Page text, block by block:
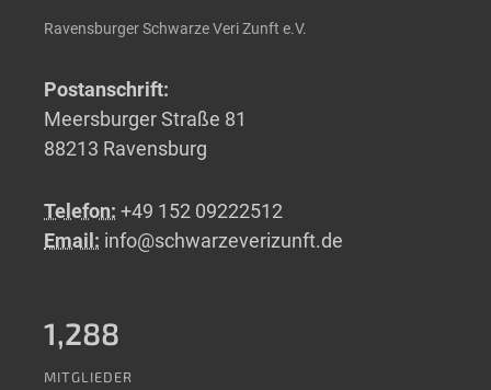
Ravensburger Schwarze Veri Zunft e.V.
Postanschrift:
Meersburger Straße 81
88213 Ravensburg
Telefon: +49 152 09222512
Email: info@schwarzeverizunft.de
1,288
MITGLIEDER